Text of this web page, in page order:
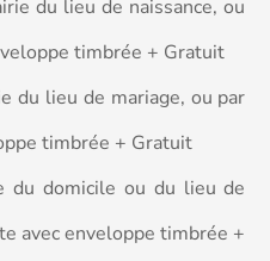
du lieu de naissance, ou
timbrée + Gratuit
du lieu de mariage, ou par
timbrée + Gratuit
du domicile ou du lieu de
avec enveloppe timbrée +